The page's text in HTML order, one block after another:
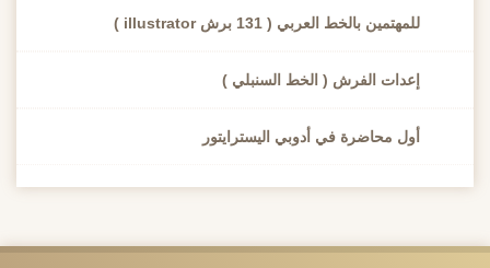
للمهتمين بالخط العربي ( 131 برش illustrator )
إعدات الفرش ( الخط السنبلي )
أول محاضرة في أدوبي اليسترايتور